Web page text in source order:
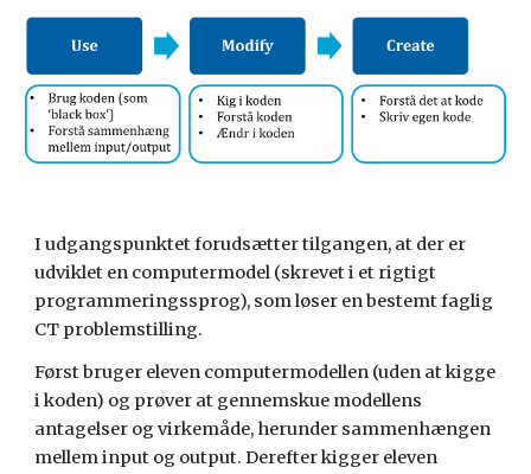
I udgangspunktet forudsætter tilgangen, at der er
udviklet en computermodel (skrevet i et rigtigt
programmeringssprog), som løser en bestemt faglig
CT problemstilling.
Først bruger eleven computermodellen (uden at kigge
i koden) og prøver at gennemskue modellens
antagelser og virkemåde, herunder sammenhængen
mellem input og output. Derefter kigger eleven